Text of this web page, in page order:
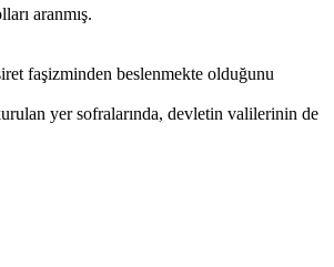
aranmış.
faşizminden beslenmekte olduğunu
yer sofralarında, devletin valilerinin de